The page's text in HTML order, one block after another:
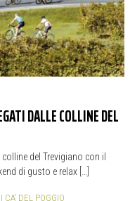
DALLE COLLINE DEL
del Trevigiano con il
di gusto e relax […]
DEL POGGIO